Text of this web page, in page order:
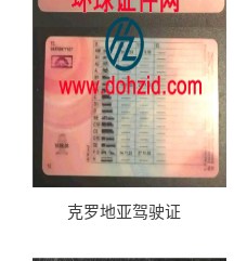
克罗地亚驾驶证